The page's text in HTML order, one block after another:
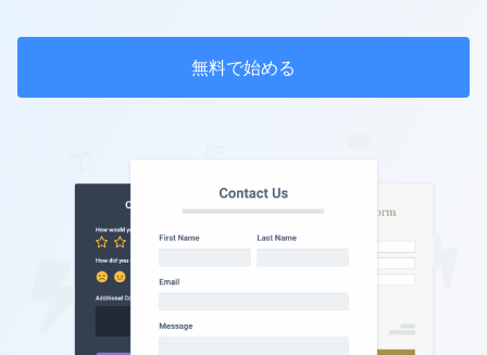
無料で始める